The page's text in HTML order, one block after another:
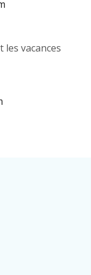
vacances